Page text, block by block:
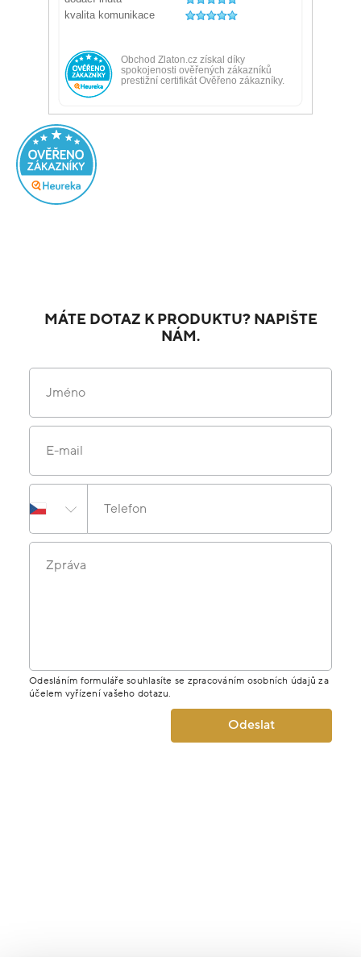
MÁTE DOTAZ K PRODUKTU? NAPIŠTE
NÁM.
Jméno
E-mail
Telefon
Zpráva
Odesláním formuláře souhlasíte se zpracováním osobních údajů za
účelem vyřízení vašeho dotazu.
Odeslat